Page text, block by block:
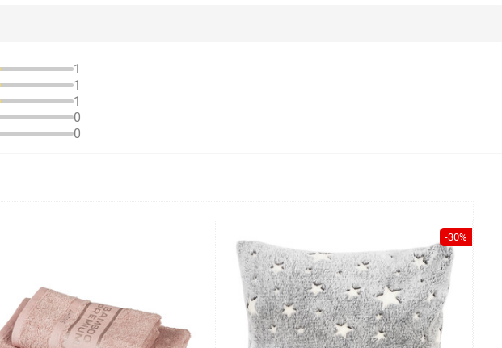
1
1
1
0
0
-30%